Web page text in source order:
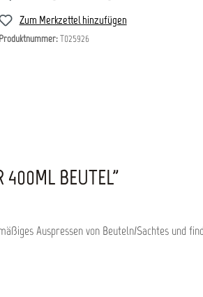
Zum Merkzettel hinzufügen
Produktnummer:T025926
400ML BEUTEL"
Auspressen von Beuteln/Sachtes und